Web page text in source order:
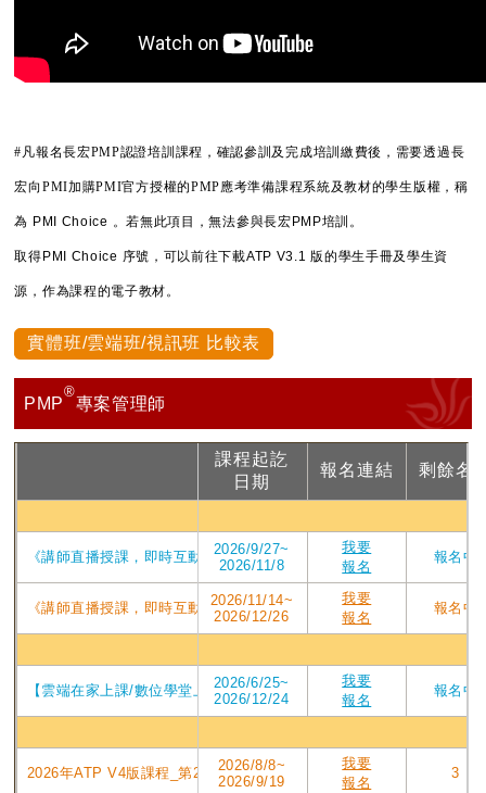
#凡報名長宏PMP認證培訓課程，確認參訓及完成培訓繳費後，需要透過長
宏向PMI加購PMI官方授權的PMP應考準備課程系統及教材的學生版權，稱
為 PMI Choice 。若無此項目，無法參與長宏PMP培訓。
取得PMI Choice 序號，可以前往下載ATP V3.1 版的學生手冊及學生資
源，作為課程的電子教材。
實體班/雲端班/視訊班 比較表
PMP
®
專案管理師
課程起訖
日期
報名連結 剩餘名
2026/9/27~
2026/11/8
我要
報名
報名中
2026/11/14~
2026/12/26
我要
報名
報名中
2026/6/25~
2026/12/24
我要
報名
報名中
2026/8/8~
2026/9/19
我要
報名
3
課程
《講師直播授課，即時互動提問》_2026年ATP V4版課程_直播視訊
《講師直播授課，即時互動提問》2026年ATP V4版課程_直播視訊
【雲端在家上課/數位學堂上課二擇一】第175屆_2026年下半年PMP
2026年ATP V4版課程_第209屆東吳台北班PMP認證培訓專案_2026/